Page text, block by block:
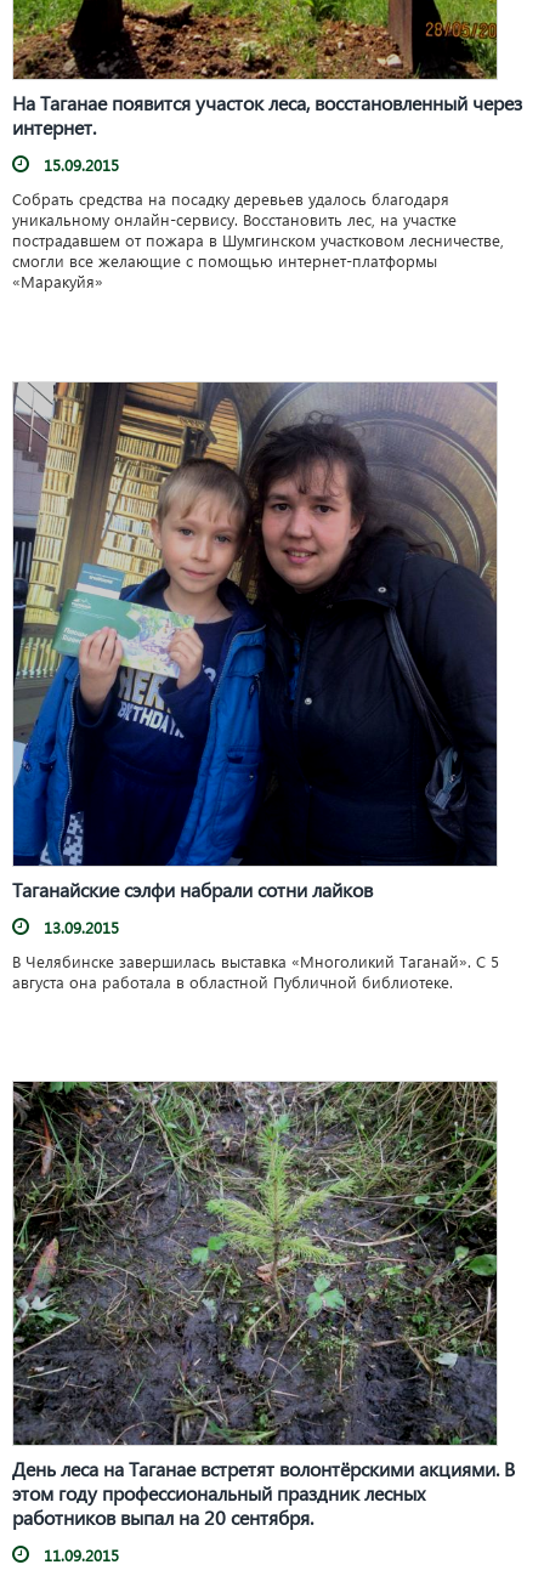
На Таганае появится участок леса, восстановленный через
интернет.
15.09.2015
Собрать средства на посадку деревьев удалось благодаря
уникальному онлайн-сервису. Восстановить лес, на участке
пострадавшем от пожара в Шумгинском участковом лесничестве,
смогли все желающие с помощью интернет-платформы
«Маракуйя»
Таганайские сэлфи набрали сотни лайков
13.09.2015
В Челябинске завершилась выставка «Многоликий Таганай». С 5
августа она работала в областной Публичной библиотеке.
День леса на Таганае встретят волонтёрскими акциями. В
этом году профессиональный праздник лесных
работников выпал на 20 сентября.
11.09.2015